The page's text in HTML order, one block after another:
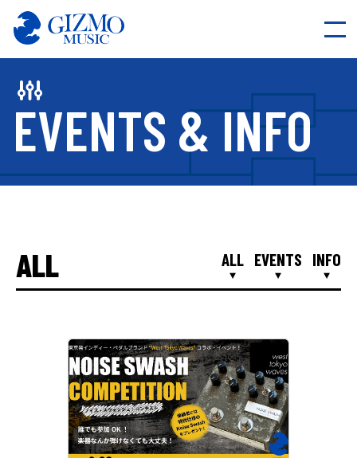
SHOP ONLINE
EVENTS & INFO
EVENTS & INFO
ALL ALL EVENTS INFO